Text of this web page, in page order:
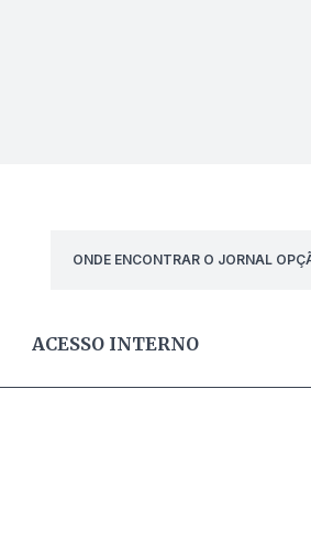
ONDE ENCONTRAR O JORNAL
ACESSO INTERNO